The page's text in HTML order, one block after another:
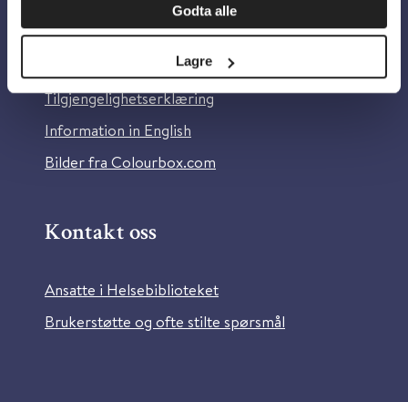
Godta alle
Lagre
Om Helsebiblioteket
Personvern og informasjonskapsler
Tilgjengelighetserklæring
Information in English
Bilder fra Colourbox.com
Kontakt oss
Ansatte i Helsebiblioteket
Brukerstøtte og ofte stilte spørsmål